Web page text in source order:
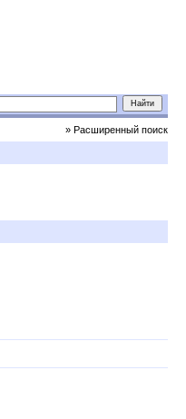
» Расширенный поиск